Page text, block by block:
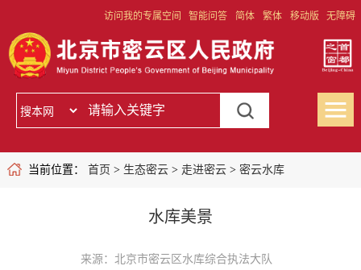
访问我的专属空间 智能问答 简体 繁体 移动版 无障碍
当前位置： 首页 > 生态密云> 走进密云> 密云水库
水库美景
来源：北京市密云区水库综合执法大队